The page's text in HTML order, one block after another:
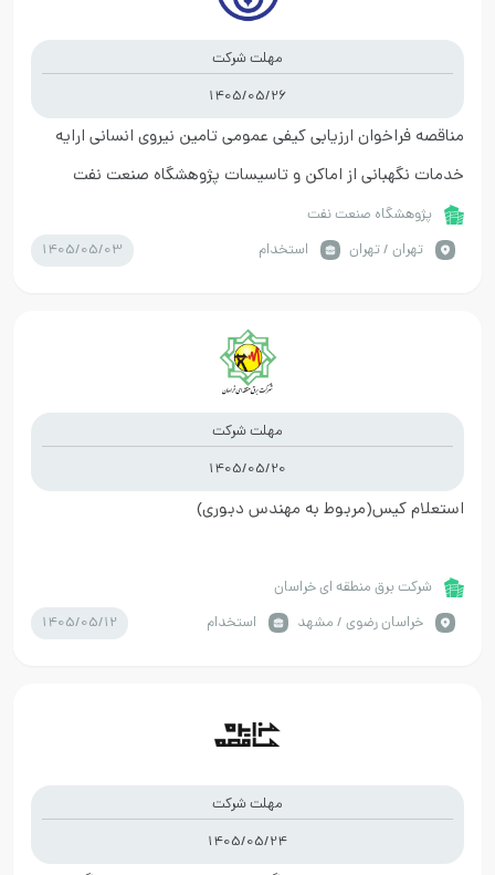
مهلت شرکت
1405/05/26
مناقصه فراخوان ارزیابی کیفی عمومی تامین نیروی انسانی ارایه
خدمات نگهبانی از اماکن و تاسیسات پژوهشگاه صنعت نفت
پژوهشگاه صنعت نفت
تهران / تهران
استخدام 1405/05/03
مهلت شرکت
1405/05/20
استعلام کیس(مربوط به مهندس دبوری)
شرکت برق منطقه ای خراسان
خراسان رضوي / مشهد
استخدام 1405/05/12
مهلت شرکت
1405/05/24